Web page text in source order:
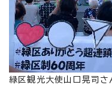
緑区観光大使山口晃司さ